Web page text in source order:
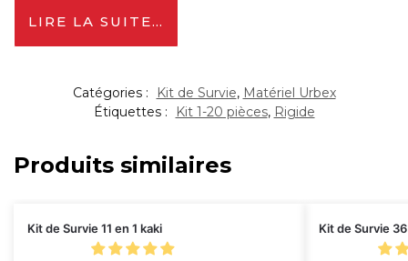
LIRE LA SUITE…
Catégories : Kit de Survie, Matériel Urbex
Étiquettes :
Kit 1-20 pièces, Rigide
Produits similaires
Kit de Survie 11 en 1 kaki Kit de Survie